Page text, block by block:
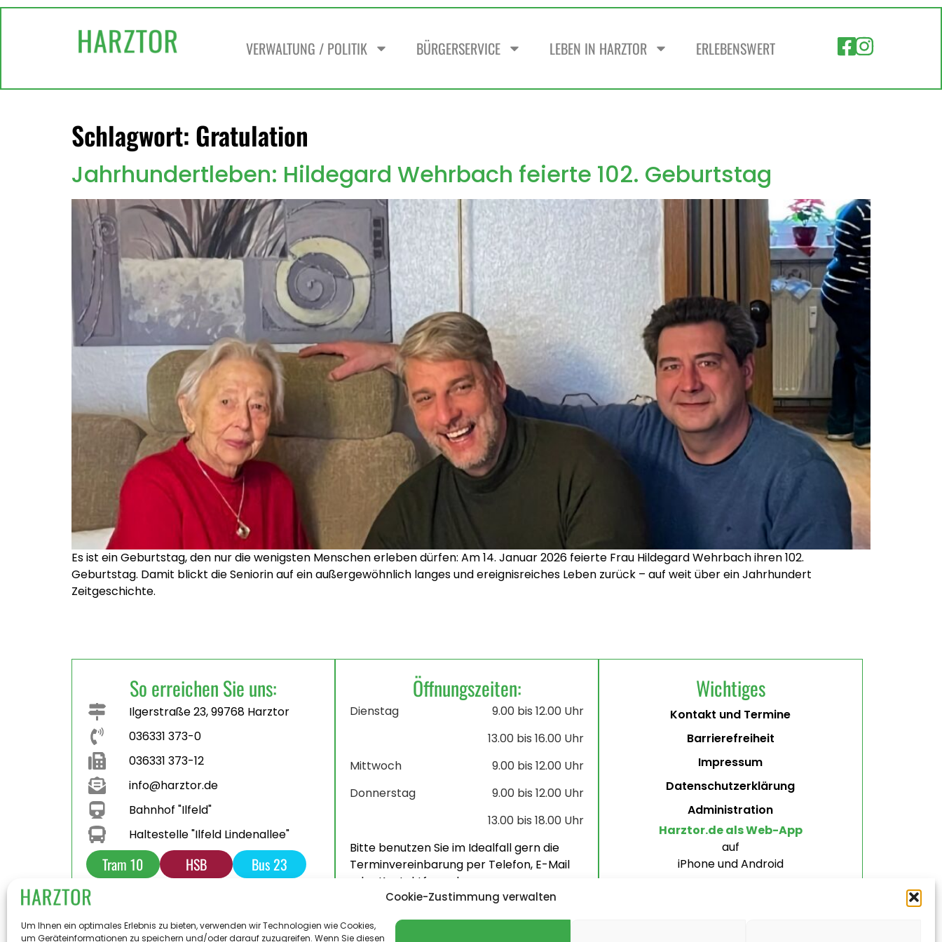
Cookie-Zustimmung verwalten
Um Ihnen ein optimales Erlebnis zu bieten, verwenden wir Technologien wie Cookies,
um Geräteinformationen zu speichern und/oder darauf zuzugreifen. Wenn Sie diesen
VERWALTUNG / POLITIK BÜRGERSERVICE LEBEN IN HARZTOR ERLEBENSWERT
Schlagwort: Gratulation
Jahrhundertleben: Hildegard Wehrbach feierte 102. Geburtstag
Es ist ein Geburtstag, den nur die wenigsten Menschen erleben dürfen: Am 14. Januar 2026 feierte Frau Hildegard Wehrbach ihren 102.
Geburtstag. Damit blickt die Seniorin auf ein außergewöhnlich langes und ereignisreiches Leben zurück – auf weit über ein Jahrhundert
Zeitgeschichte.
So erreichen Sie uns:
Ilgerstraße 23, 99768 Harztor
036331 373-0
036331 373-12
info@harztor.de
Bahnhof "Ilfeld"
Haltestelle "Ilfeld Lindenallee"
Tram 10 HSB
Bus 23
Öffnungszeiten:
Dienstag
9.00 bis 12.00 Uhr
13.00 bis 16.00 Uhr
Mittwoch
9.00 bis 12.00 Uhr
Donnerstag
9.00 bis 12.00 Uhr
13.00 bis 18.00 Uhr
Bitte benutzen Sie im Idealfall gern die
Terminvereinbarung per Telefon, E-Mail
oder Kontaktformular.
Wichtiges
Kontakt und Termine
Barrierefreiheit
Impressum
Datenschutzerklärung
Administration
Harztor.de als Web-App
auf
iPhone und Android